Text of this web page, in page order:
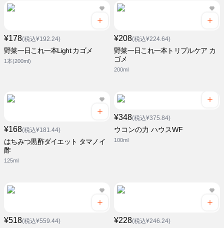
¥178(税込¥192.24)
野菜一日これ一本Light カゴメ
1本(200ml)
¥208(税込¥224.64)
野菜一日これ一本トリプルケア カ
ゴメ
200ml
¥168(税込¥181.44)
はちみつ黒酢ダイエット タマノイ
酢
125ml
¥348(税込¥375.84)
ウコンの力 ハウスWF
100ml
¥518(税込¥559.44) ¥228(税込¥246.24)